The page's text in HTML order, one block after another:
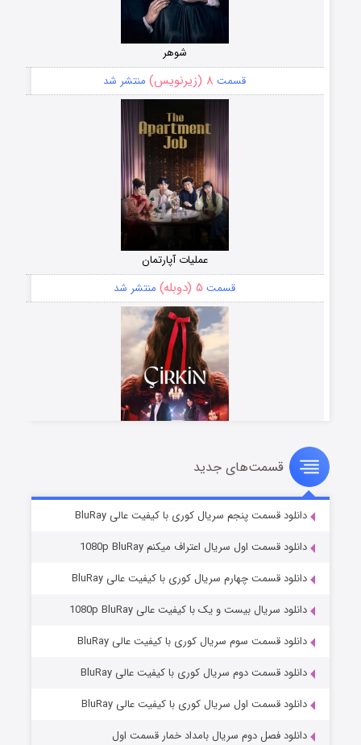
شوهر
قسمت ۸ (زیرنویس) منتشر شد
عملیات آپارتمان
قسمت ۵ (دوبله) منتشر شد
سریال زشت
قسمت۲ (زیرنویس) منتشر شد
مردگان متحرک: شهر مرده ۳
قسمت۲ (زیرنویس) منتشر شد
قسمت‌های جدید
دانلود قسمت پنجم سریال کوری با کیفیت عالی BluRay
دانلود قسمت اول سریال اعتراف میکنم 1080p BluRay
دانلود قسمت چهارم سریال کوری با کیفیت عالی BluRay
دانلود سریال بیست و یک با کیفیت عالی 1080p BluRay
دانلود قسمت سوم سریال کوری با کیفیت عالی BluRay
دانلود قسمت دوم سریال کوری با کیفیت عالی BluRay
دانلود قسمت اول سریال کوری با کیفیت عالی BluRay
دانلود فصل دوم سریال بامداد خمار قسمت اول